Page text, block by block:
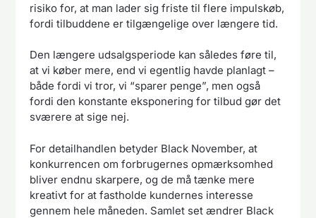
risiko for, at man lader sig friste til flere impulskøb,
fordi tilbuddene er tilgængelige over længere tid.
Den længere udsalgsperiode kan således føre til,
at vi køber mere, end vi egentlig havde planlagt –
både fordi vi tror, vi “sparer penge”, men også
fordi den konstante eksponering for tilbud gør det
sværere at sige nej.
For detailhandlen betyder Black November, at
konkurrencen om forbrugernes opmærksomhed
bliver endnu skarpere, og de må tænke mere
kreativt for at fastholde kundernes interesse
gennem hele måneden. Samlet set ændrer Black